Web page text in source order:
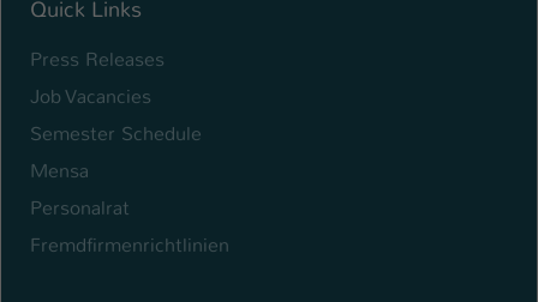
Quick Links
Press Releases
Job Vacancies
Semester Schedule
Mensa
Personalrat
Fremdfirmenrichtlinien